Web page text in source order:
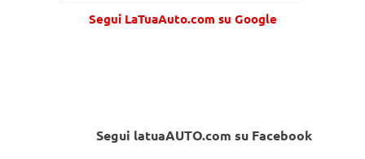
Segui LaTuaAuto.com su Google
Segui latuaAUTO.com su Facebook